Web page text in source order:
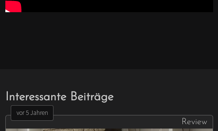
Interessante Beiträge
vor 5 Jahren
Review